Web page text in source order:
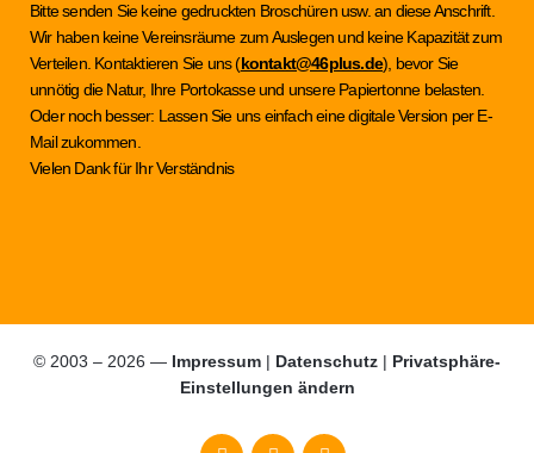
Bitte senden Sie keine gedruckten Broschüren usw. an diese Anschrift.
Wir haben keine Vereinsräume zum Auslegen und keine Kapazität zum
Verteilen. Kontaktieren Sie uns (kontakt@46plus.de), bevor Sie
unnötig die Natur, Ihre Portokasse und unsere Papiertonne belasten.
Oder noch besser: Lassen Sie uns einfach eine digitale Version per E-
Mail zukommen.
Vielen Dank für Ihr Verständnis
© 2003 – 2026 — Impressum | Datenschutz | Privatsphäre-
Einstellungen ändern